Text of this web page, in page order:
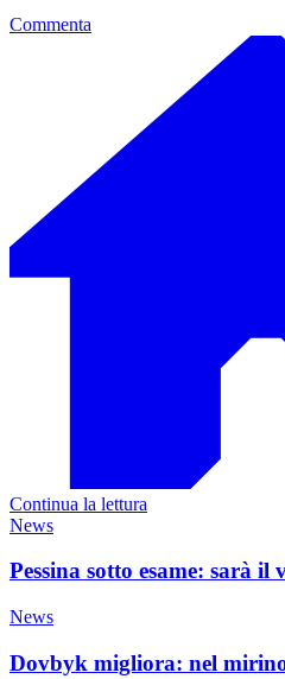
Commenta
Continua la lettura
News
Pessina sotto esame: sarà il
News
Dovbyk migliora: nel